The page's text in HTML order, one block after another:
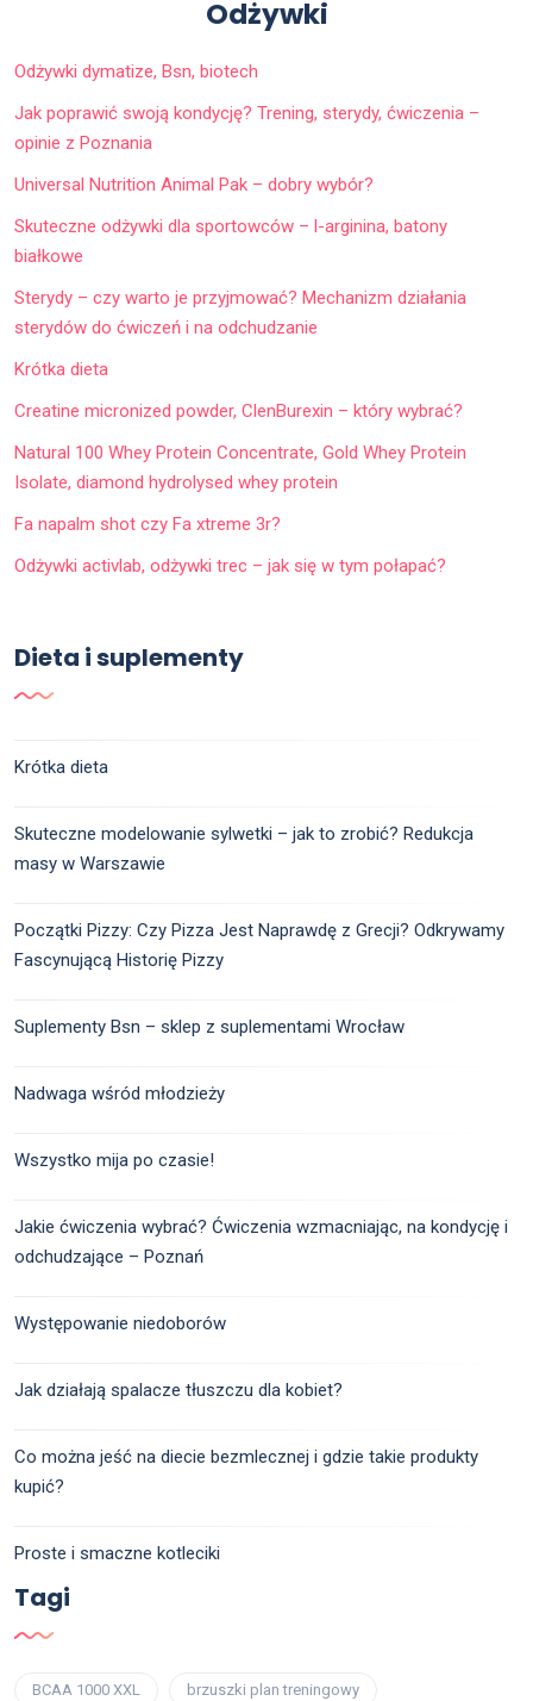
Odżywki
Odżywki dymatize, Bsn, biotech
Jak poprawić swoją kondycję? Trening, sterydy, ćwiczenia –
opinie z Poznania
Universal Nutrition Animal Pak – dobry wybór?
Skuteczne odżywki dla sportowców – l-arginina, batony
białkowe
Sterydy – czy warto je przyjmować? Mechanizm działania
sterydów do ćwiczeń i na odchudzanie
Krótka dieta
Creatine micronized powder, ClenBurexin – który wybrać?
Natural 100 Whey Protein Concentrate, Gold Whey Protein
Isolate, diamond hydrolysed whey protein
Fa napalm shot czy Fa xtreme 3r?
Odżywki activlab, odżywki trec – jak się w tym połapać?
Dieta i suplementy
Krótka dieta
Skuteczne modelowanie sylwetki – jak to zrobić? Redukcja
masy w Warszawie
Początki Pizzy: Czy Pizza Jest Naprawdę z Grecji? Odkrywamy
Fascynującą Historię Pizzy
Suplementy Bsn – sklep z suplementami Wrocław
Nadwaga wśród młodzieży
Wszystko mija po czasie!
Jakie ćwiczenia wybrać? Ćwiczenia wzmacniając, na kondycję i
odchudzające – Poznań
Występowanie niedoborów
Jak działają spalacze tłuszczu dla kobiet?
Co można jeść na diecie bezmlecznej i gdzie takie produkty
kupić?
Proste i smaczne kotleciki
Tagi
BCAA 1000 XXL brzuszki plan treningowy